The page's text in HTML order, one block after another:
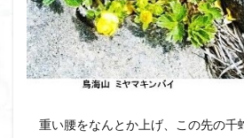
重い腰をなんとか上げ、この先の千